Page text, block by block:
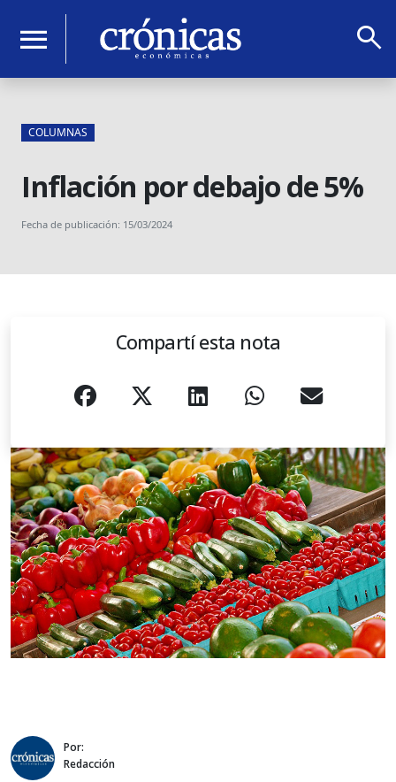
menu search
COLUMNAS
Inflación por debajo de 5%
Fecha de publicación: 15/03/2024
Compartí esta nota
Por:
Redacción